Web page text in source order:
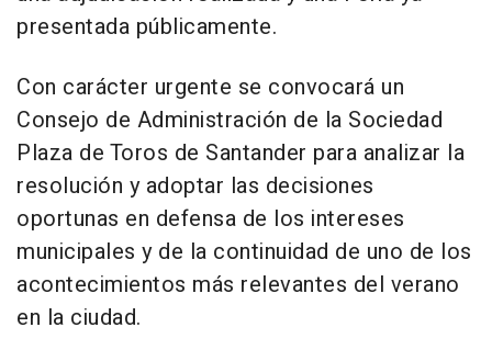
presentada públicamente.
Con carácter urgente se convocará un
Consejo de Administración de la Sociedad
Plaza de Toros de Santander para analizar la
resolución y adoptar las decisiones
oportunas en defensa de los intereses
municipales y de la continuidad de uno de los
acontecimientos más relevantes del verano
en la ciudad.